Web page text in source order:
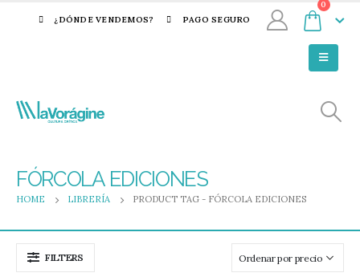
¿DÓNDE VENDEMOS? PAGO SEGURO
0
FÓRCOLA EDICIONES
HOME LIBRERÍA PRODUCT TAG - FÓRCOLA EDICIONES
FILTERS